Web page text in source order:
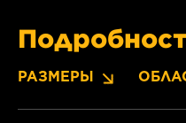
РАЗМЕРЫ